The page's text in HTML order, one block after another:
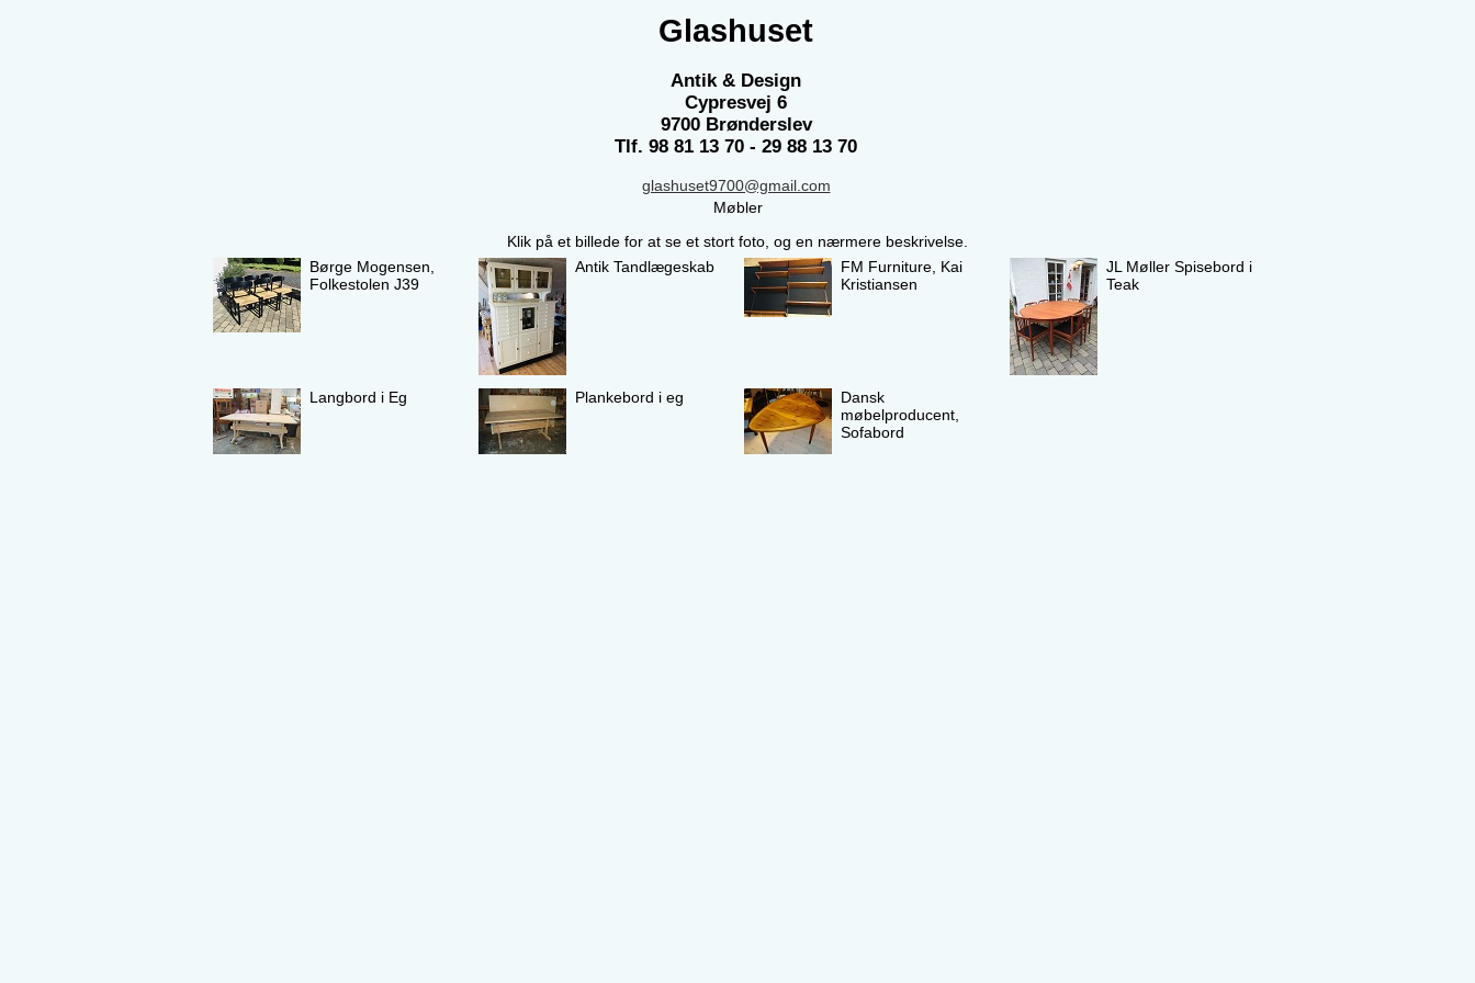
Glashuset
Antik & Design
Cypresvej 6
9700 Brønderslev
Tlf. 98 81 13 70 - 29 88 13 70
glashuset9700@gmail.com
Møbler
Klik på et billede for at se et stort foto, og en nærmere beskrivelse.
Børge Mogensen,
Folkestolen J39
Antik Tandlægeskab
FM Furniture, Kai
Kristiansen
JL Møller Spisebord i
Teak
Langbord i Eg Plankebord i eg
Dansk
møbelproducent,
Sofabord